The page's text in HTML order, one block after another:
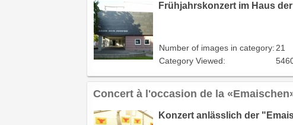
Frühjahrskonzert im Haus
Number of images in category:21
Category Viewed:
Concert à l'occasion de la
Konzert anlässlich der